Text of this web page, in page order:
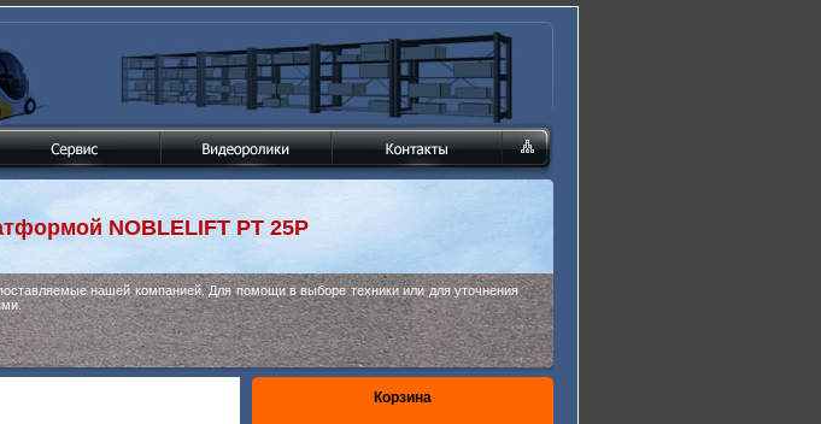
NOBLELIFT PT 25P
нашей компанией. Для помощи в выборе техники или для уточнения
Корзина